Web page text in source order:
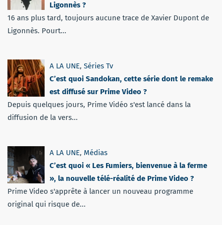
Ligonnès ?
16 ans plus tard, toujours aucune trace de Xavier Dupont de
Ligonnès. Pourt...
A LA UNE, Séries Tv
C’est quoi Sandokan, cette série dont le remake
est diffusé sur Prime Video ?
Depuis quelques jours, Prime Vidéo s'est lancé dans la
diffusion de la vers...
A LA UNE, Médias
C’est quoi « Les Fumiers, bienvenue à la ferme
», la nouvelle télé-réalité de Prime Video ?
Prime Video s'apprête à lancer un nouveau programme
original qui risque de...